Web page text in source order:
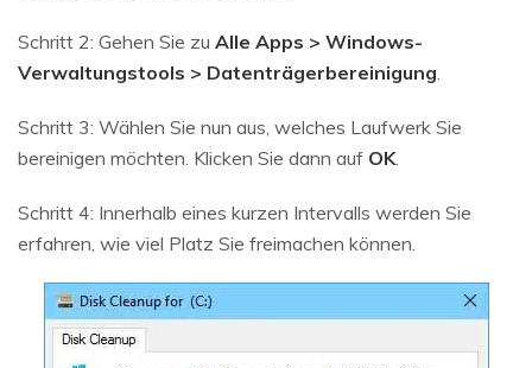
Schritt 2: Gehen Sie zu Alle Apps > Windows-
Verwaltungstools > Datenträgerbereinigung
Schritt 3: Wählen Sie nun aus, welches Laufwerk Sie
bereinigen möchten. Klicken Sie dann auf OK.
Schritt 4: Innerhalb eines kurzen Intervalls werden Sie
erfahren, wie viel Platz Sie freimachen können.